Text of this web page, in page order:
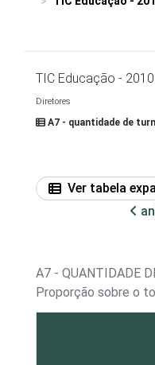
TIC Educação - 2010
Diretores
A7 - quantidade de
Ver tabela
A7 - QUANTIDADE
Proporção sobre o